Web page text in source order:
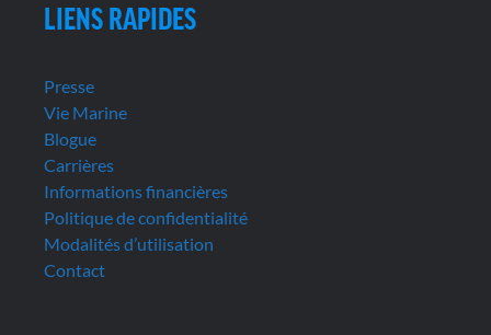
LIENS RAPIDES
Presse
Vie Marine
Blogue
Carrières
Informations financières
Politique de confidentialité
Modalités d’utilisation
Contact